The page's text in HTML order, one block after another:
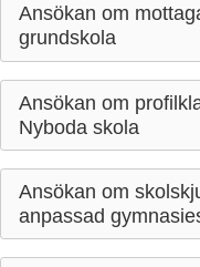
Ansökan om
grundskola
Ansökan om
Nyboda skola
Ansökan om
anpassad